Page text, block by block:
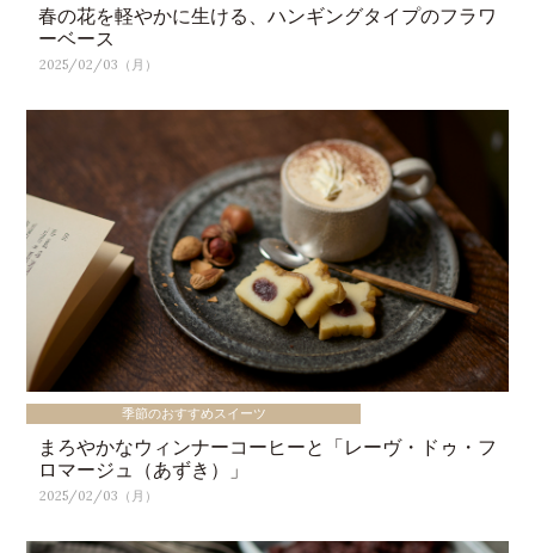
春の花を軽やかに生ける、ハンギングタイプのフラワ
ーベース
2025/02/03（月）
季節のおすすめスイーツ
まろやかなウィンナーコーヒーと「レーヴ・ドゥ・フ
ロマージュ（あずき）」
2025/02/03（月）